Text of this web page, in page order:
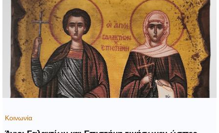
Κοινωνία